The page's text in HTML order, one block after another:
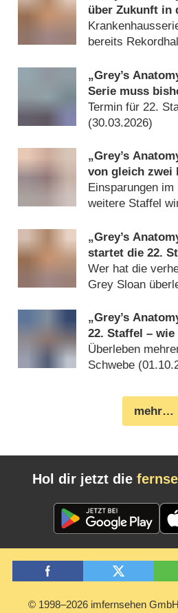
über Zukunft in
bereits
„Grey’s
Serie muss
TV-Heimat
Termin für 22.
(30.03.2026)
„Grey’s
von gleich zwei
Weg für
Einsparungen
weitere Staffel
„Grey’s
startet die 22.
Wer hat die
Grey Sloan
„Grey’s
22. Staffel –
Cliffhanger
Überleben
Schwebe (
mehr…
Hol dir jetzt die
© 1998–2026 imfernsehen